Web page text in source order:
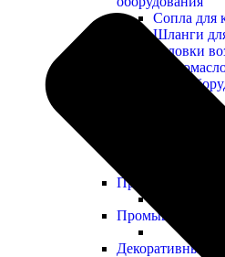
Сопла для
Шланги
Головки
Запчасти к
Запчасти к
Запчасти к
Прочие запчасти
Промышленные
Декоративные